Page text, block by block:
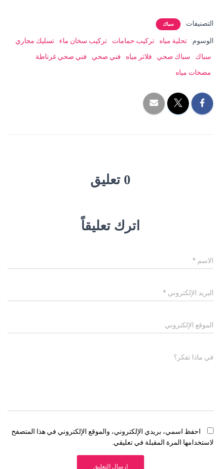
التصنيفات: سباك
الوسوم: تحلية مياه تركيب حمامات تركيب سخان ماء
تسليك مجاري
سباك
سباك صحي فلاتر مياه فني صحي
فني صحي غرناطة
مضخات مياه
0 تعليق
اترك تعليقاً
الاسم *
البريد الإلكتروني *
الموقع الإلكتروني
في ماذا تفكر؟
احفظ اسمي، بريدي الإلكتروني، والموقع الإلكتروني في هذا المتصفح
لاستخدامها المرة المقبلة في تعليقي.